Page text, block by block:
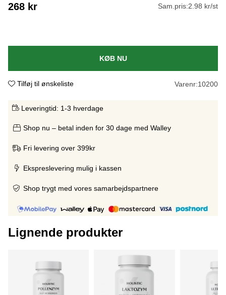
268 kr Sam.pris:2.98 kr/st
KØB NU
Tilføj til ønskeliste Varenr:10200
Leveringtid: 1-3 hverdage
Shop nu – betal inden for 30 dage med Walley
Fri levering over 399kr
Ekspreslevering mulig i kassen
Shop trygt med vores samarbejdspartnere
Lignende produkter